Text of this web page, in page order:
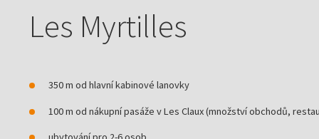
Les Myrtilles
350 m od hlavní kabinové lanovky
100 m od nákupní pasáže v Les Claux (množství obchodů,